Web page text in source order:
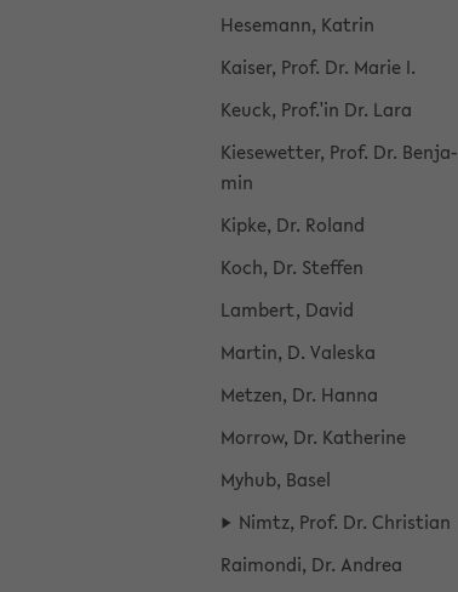
Hese­mann, Kat­rin
Kai­ser, Prof. Dr. Marie I.
Keuck, Prof.'in Dr. Lara
Kie­se­wet­ter, Prof. Dr. Ben­ja­
min
Kipke, Dr. Ro­land
Koch, Dr. Stef­fen
Lam­bert, David
Mar­tin, D. Val­es­ka
Met­zen, Dr. Hanna
Mor­row, Dr. Ka­the­ri­ne
Myhub, Basel
Nimtz, Prof. Dr. Chris­ti­an
Rai­mon­di, Dr. An­drea